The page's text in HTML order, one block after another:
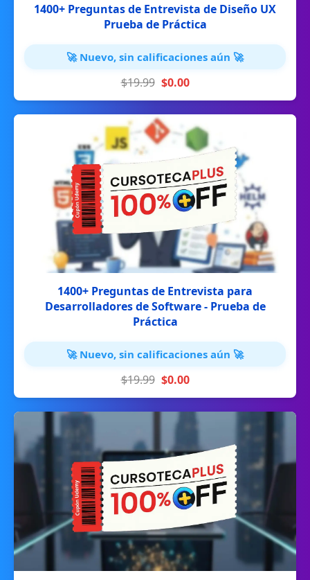
1400+ Preguntas de Entrevista de Diseño UX
Prueba de Práctica
🚀 Nuevo, sin calificaciones aún 🚀
$19.99 $0.00
1400+ Preguntas de Entrevista para
Desarrolladores de Software - Prueba de
Práctica
🚀 Nuevo, sin calificaciones aún 🚀
$19.99 $0.00